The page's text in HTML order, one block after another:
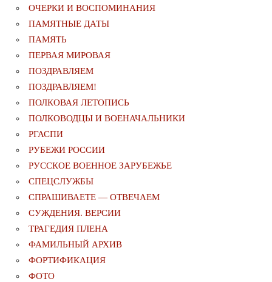
ОЧЕРКИ И ВОСПОМИНАНИЯ
ПАМЯТНЫЕ ДАТЫ
ПАМЯТЬ
ПЕРВАЯ МИРОВАЯ
ПОЗДРАВЛЯЕМ
ПОЗДРАВЛЯЕМ!
ПОЛКОВАЯ ЛЕТОПИСЬ
ПОЛКОВОДЦЫ И ВОЕНАЧАЛЬНИКИ
РГАСПИ
РУБЕЖИ РОССИИ
РУССКОЕ ВОЕННОЕ ЗАРУБЕЖЬЕ
СПЕЦСЛУЖБЫ
СПРАШИВАЕТЕ — ОТВЕЧАЕМ
СУЖДЕНИЯ. ВЕРСИИ
ТРАГЕДИЯ ПЛЕНА
ФАМИЛЬНЫЙ АРХИВ
ФОРТИФИКАЦИЯ
ФОТО